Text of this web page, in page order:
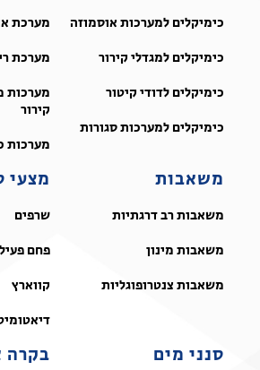
כימיקלים למערכות אוסמוזה
כימיקלים למגדלי קירור
כימיקלים לדודי קיטור
כימיקלים למערכות סגורות
מערכת
מערכת
מערכות
קירור
מערכות
משאבות
משאבות רב דרגתיות
משאבות מינון
משאבות צנטרופוגליות
מצעי
שרפים
פחם
קווארץ
סנני מים בקרה